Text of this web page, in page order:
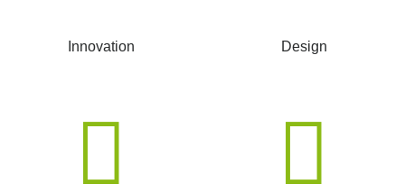
Innovation Design